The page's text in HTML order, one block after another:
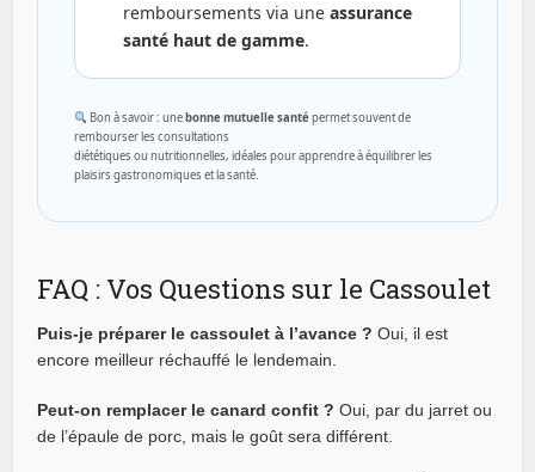
remboursements via uneassurance
santé haut de gamme.
Bon à savoir : unebonne mutuelle santépermet souvent de
rembourser les consultations
diététiques ou nutritionnelles, idéales pour apprendre à équilibrer les
plaisirs gastronomiques et la santé.
FAQ : Vos Questions sur le Cassoulet
Puis-je préparer le cassoulet à l’avance ? Oui, il est
encore meilleur réchauffé le lendemain.
Peut-on remplacer le canard confit ? Oui, par du jarret ou
de l’épaule de porc, mais le goût sera différent.